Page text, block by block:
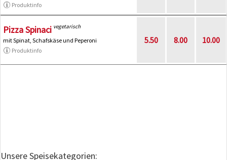
Produktinfo
Pizza Spinaci vegetarisch
mit Spinat, Schafskäse und Peperoni
Produktinfo
5.50 8.00 10.00
Unsere Speisekategorien: